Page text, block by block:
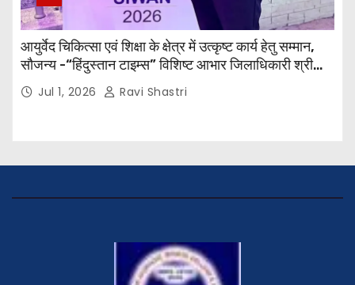
आयुर्वेद चिकित्सा एवं शिक्षा के क्षेत्र में उत्कृष्ट कार्य हेतु सम्मान,
सौजन्य -“हिंदुस्तान टाइम्स” विशिष्ट आभार जिलाधिकारी श्री
विवेक रंजन मैत्रेय (भा०प्र० से०), आरक्षी अधीक्षक श्री पूरन झा
(भा०पु०से०) सिविल सर्जन, सिवान एवं ब्यूरो चीफ श्री नीरज
Jul 1, 2026 Ravi Shastri